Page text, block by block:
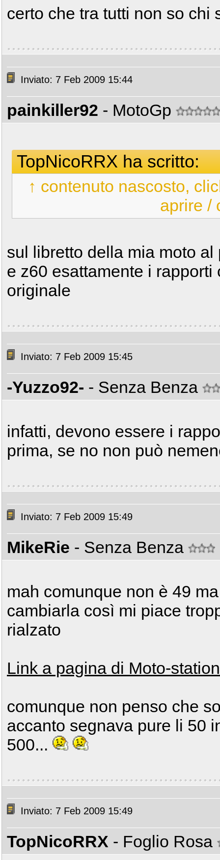
certo che tra tutti non so
Inviato: 7 Feb 2009 15:44
painkiller92 - MotoGp
TopNicoRRX ha scritto:
↑ contenuto nascosto,
aprire /
sul libretto della mia moto
e z60 esattamente i
originale
Inviato: 7 Feb 2009 15:45
-Yuzzo92- - Senza Benza
infatti, devono essere i
prima, se no non può
Inviato: 7 Feb 2009 15:49
MikeRie - Senza Benza
mah comunque non è 49
cambiarla così mi piace
rialzato
Link a pagina di Moto-
comunque non penso che
accanto segnava pure li 50
500...
Inviato: 7 Feb 2009 15:49
TopNicoRRX - Foglio Rosa